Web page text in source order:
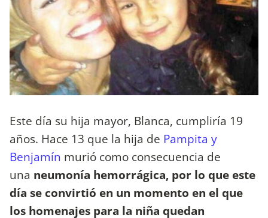
Este día su hija mayor, Blanca, cumpliría 19
años. Hace 13 que la hija de Pampita y
Benjamín murió como consecuencia de
una neumonía hemorrágica, por lo que este
día se convirtió en un momento en el que
los homenajes para la niña quedan